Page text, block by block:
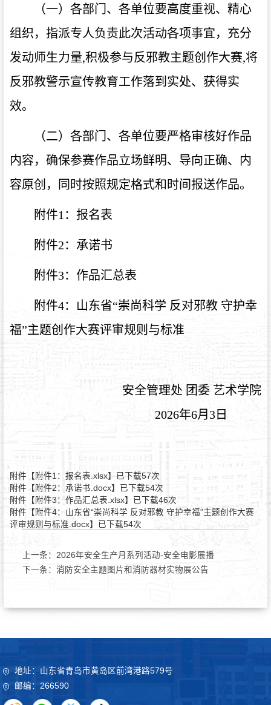
（一）各部门、各单位要高度重视、精心
组织，指派专人负责此次活动各项事宜，充分
发动师生力量,积极参与反邪教主题创作大赛,将
反邪教警示宣传教育工作落到实处、获得实
效。
（二）各部门、各单位要严格审核好作品
内容，确保参赛作品立场鲜明、导向正确、内
容原创，同时按照规定格式和时间报送作品。
附件1 ：报名表
附件2：承诺书
附件3：作品汇总表
附件4：山东省“崇尚科学 反对邪教 守护幸
福”主题创作大赛评审规则与标准
安全管理处 团委 艺术学院
2026年6月 3 日
附件【 附件1：报名表.xlsx】已下载57次
附件【 附件2：承诺书.docx】已下载54次
附件【 附件3：作品汇总表.xlsx】已下载46次
附件【 附件4：山东省“崇尚科学 反对邪教 守护幸福”主题创作大赛
评审规则与标准.docx】已下载54次
上一条： 2026年安全生产月系列活动-安全电影展播
下一条： 消防安全主题图片和消防器材实物展公告
地址：山东省青岛市黄岛区前湾港路579号
邮编：266590